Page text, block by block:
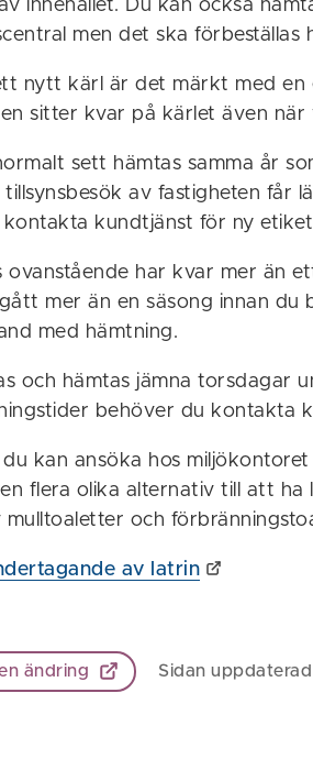
innehållet. Du kan också
men det ska förbeställas
nytt kärl är det märkt med en
sitter kvar på kärlet även när
sett hämtas samma år
av fastigheten får
kundtjänst för ny
ovanstående har kvar mer än
mer än en säsong innan du
med hämtning.
och hämtas jämna torsdagar
behöver du kontakta
kan ansöka hos
flera olika alternativ till att ha
mulltoaletter och
av latrin
ändring Sidan